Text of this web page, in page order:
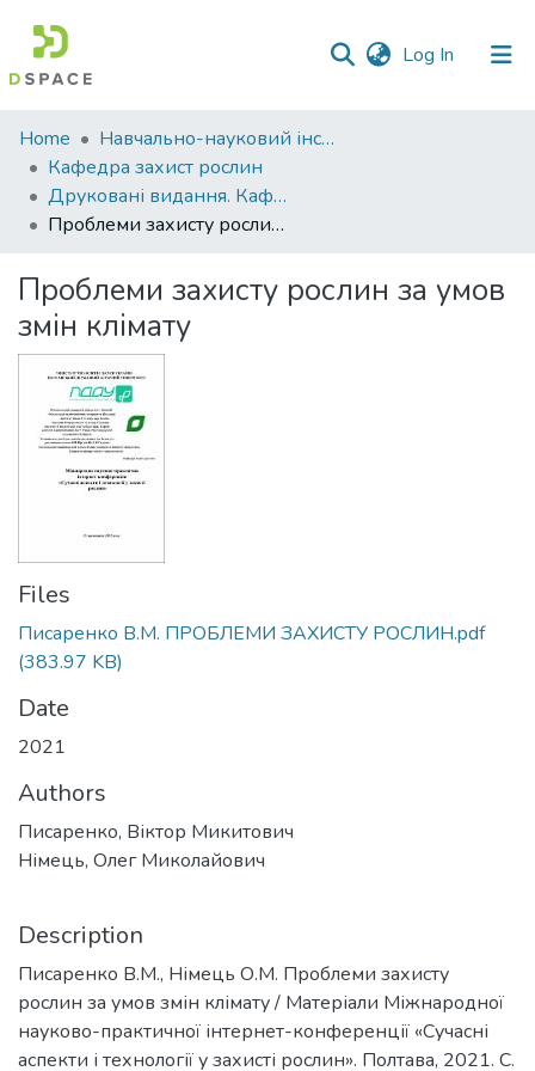
Log In (current)
Communities
&
Collections
All of DSpace
Statistics
Home
Навчально-науковий інститут агротехнологій, селекції та екології
Кафедра захист рослин
Друковані видання. Кафедра захист рослин
Проблеми захисту рослин за умов змін клімату
Проблеми захисту рослин за умов
змін клімату
Files
Писаренко В.М. ПРОБЛЕМИ ЗАХИСТУ РОСЛИН.pdf
(383.97 KB)
Date
2021
Authors
Писаренко, Віктор Микитович
Німець, Олег Миколайович
Description
Писаренко В.М., Німець О.М. Проблеми захисту
рослин за умов змін клімату / Матеріали Міжнародної
науково-практичної інтернет-конференції «Сучасні
аспекти і технології у захисті рослин». Полтава, 2021. С.